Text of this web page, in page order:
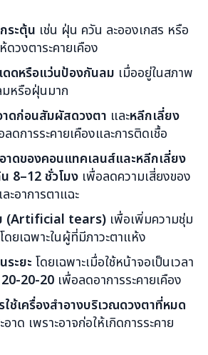
ระตุ้น เช่น ฝุ่น ควัน ละอองเกสร หรือ
ดวงตาระคายเคือง
ดหรือแว่นป้องกันลม เมื่ออยู่ในสภาพ
หรือฝุ่นมาก
าดก่อนสัมผัสดวงตา และหลีกเลี่ยง
ลดการระคายเคืองและการติดเชื้อ
าดของคอนแทคเลนส์และหลีกเลี่ยง
8–12 ชั่วโมง เพื่อลดความเสี่ยงของ
ะอาการตาแฉะ
(Artificial tears) เพื่อเพิ่มความชุ่ม
ดยเฉพาะในผู้ที่มีภาวะตาแห้ง
ระยะ โดยเฉพาะเมื่อใช้หน้าจอเป็นเวลา
20-20 เพื่อลดอาการระคายเคือง
ใช้เครื่องสำอางบริเวณดวงตาที่หมด
อาด เพราะอาจก่อให้เกิดการระคาย